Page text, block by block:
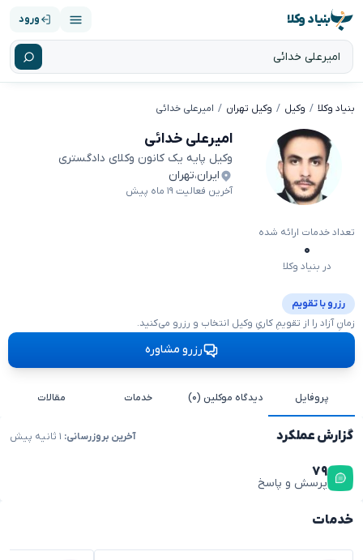
بنیاد وکلا ورود
بنیاد وکلا وکیل وکیل تهران امیرعلی خدائی
امیرعلی خدائی
وکیل پایه یک کانون وکلای دادگستری
ایران،تهران
آخرین فعالیت ۱۹ ماه پیش
تعداد خدمات ارائه شده
۰
در بنیاد وکلا
رزرو با تقویم
زمانِ آزاد را از تقویمِ کاریِ وکیل انتخاب و رزرو می‌کنید.
رزرو مشاوره
پروفایل دیدگاه موکلین (۰) خدمات مقالات
گزارش عملکرد آخرین بروزرسانی:
۷۹
پرسش و پاسخ
خدمات